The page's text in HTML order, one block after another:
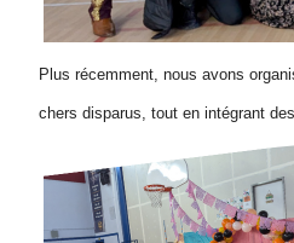
Plus récemment, nous avons
chers disparus, tout en intégrant